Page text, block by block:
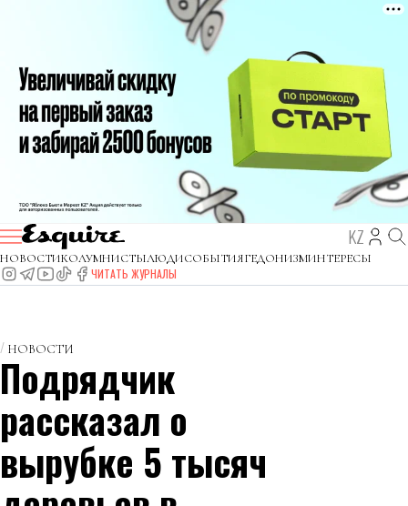
KZ
НОВОСТИКОЛУМНИСТЫЛЮДИСОБЫТИЯГЕДОНИЗМИНТЕРЕСЫ
ЧИТАТЬ ЖУРНАЛЫ
НОВОСТИ
Подрядчик
рассказал о
вырубке 5 тысяч